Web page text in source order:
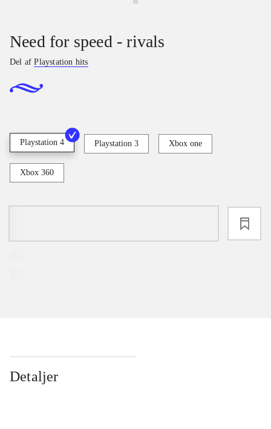
Need for speed - rivals
Del afPlaystation hits
Playstation 4 Playstation 3 Xbox one
Xbox 360
Detaljer